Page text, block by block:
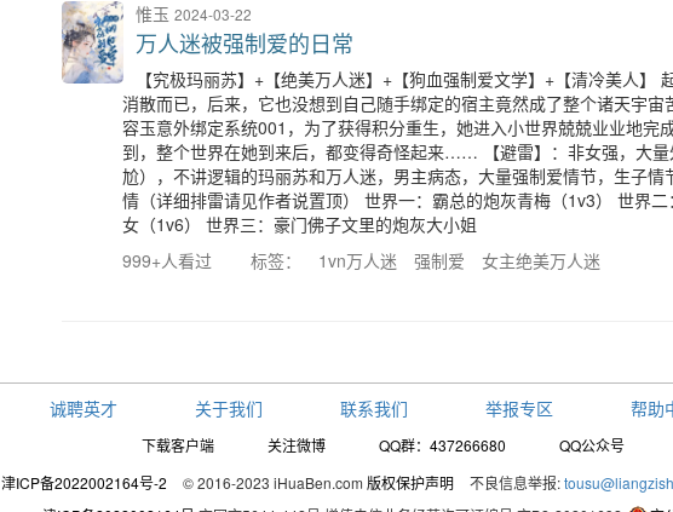
惟玉 2024-03-22
万人迷被强制爱的日常
【究极玛丽苏】+【绝美万人迷】+【狗血强制爱文学】+【清冷美人】
消散而已，后来，它也没想到自己随手绑定的宿主竟然成了整个诸天宇
容玉意外绑定系统001，为了获得积分重生，她进入小世界兢兢业业地完
到，整个世界在她到来后，都变得奇怪起来…… 【避雷】：非女强，大
尬），不讲逻辑的玛丽苏和万人迷，男主病态，大量强制爱情节，生子情
情（详细排雷请见作者说置顶） 世界一：霸总的炮灰青梅（1v3） 世界
女（1v6） 世界三：豪门佛子文里的炮灰大小姐
999+人看过
标签： 1vn万人迷 强制爱 女主绝美万人迷
诚聘英才 关于我们 联系我们 举报专区 帮助
下载客户端 关注微博 QQ群：437266680 QQ公众号
津ICP备2022002164号-2
© 2016-2023 iHuaBen.com 版权保护声明 不良信息举报: